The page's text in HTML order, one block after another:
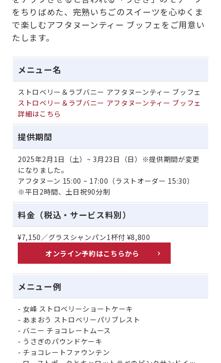
をちりばめた、完熟いちごのスイーツを心ゆくま
で楽しむアフタヌーンティー ブッフェをご用意い
たします。
メニュー名
ストロベリー＆ラブバニー アフタヌーンティー ブッフェ
ストロベリー＆ラブバニー アフタヌーンティー ブッフェ
詳細はこちら
提供期間
2025年2月1日（土）~ 3月23日（日）※提供期間が変更
になりました。
アフタヌーン 15:00 ~ 17:00（ラストオーダー 15:30）
※平日2時間、土日祝90分制
料金（税込・サービス料別）
¥7,150／グラスシャンパン1杯付 ¥8,800
オンライン予約はこちらから
メニュー例
女峰 ストロベリーショートケーキ
あまおう ストロベリーパリブレスト
バニー チョコレートムース
うさぎのパウンドケーキ
チョコレートファウンテン